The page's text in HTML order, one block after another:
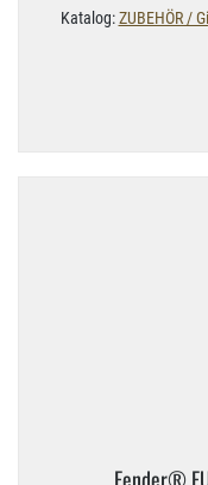
Katalog:ZUBEHÖR /